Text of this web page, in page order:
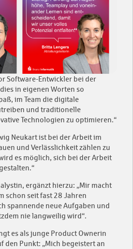
Software-Entwickler bei der
in eigenen Worten so
im Team die digitale
und traditionelle
Technologien zu optimieren.“
Neukart ist bei der Arbeit im
und Verlässlichkeit zählen zu
es möglich, sich bei der Arbeit
ergänzt hierzu: „Mir macht
schon seit fast 28 Jahren
spannende neue Aufgaben und
nie langweilig wird“.
es als junge Product Ownerin
den Punkt: „Mich begeistert an